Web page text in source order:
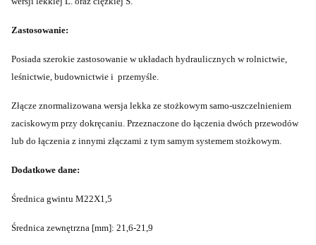
Zastosowanie:
Posiada szerokie zastosowanie w układach hydraulicznych w rolnictwie,
leśnictwie, budownictwie i przemyśle.
Złącze znormalizowana wersja lekka ze stożkowym samo-uszczelnieniem
zaciskowym przy dokręcaniu. Przeznaczone do łączenia dwóch przewodów
lub do łączenia z innymi złączami z tym samym systemem stożkowym.
Dodatkowe dane:
Średnica gwintu M22X1,5
Średnica zewnętrzna [mm]: 21,6-21,9